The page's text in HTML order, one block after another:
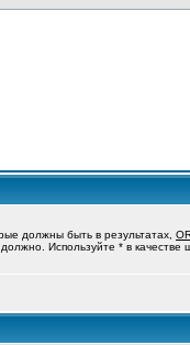
должны быть в результатах,
Используйте * в качестве